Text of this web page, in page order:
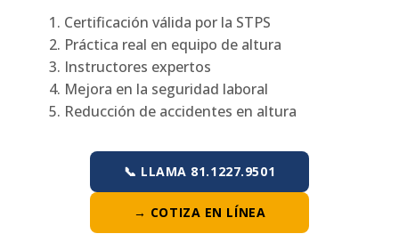
Certificación válida por la STPS
Práctica real en equipo de altura
Instructores expertos
Mejora en la seguridad laboral
Reducción de accidentes en altura
📞 LLAMA 81.1227.9501
→ COTIZA EN LÍNEA